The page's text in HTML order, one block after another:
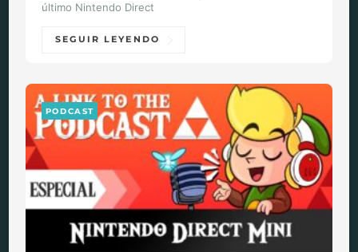
último Nintendo Direct
SEGUIR LEYENDO
PODCAST